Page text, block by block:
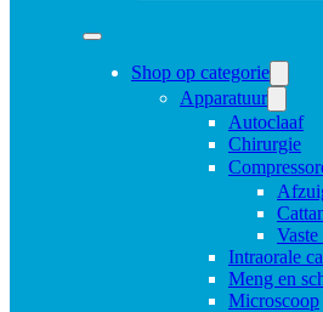
Shop op categorie
Apparatuur
Autoclaaf
Chirurgie
Intraorale
Meng en
Microscoop